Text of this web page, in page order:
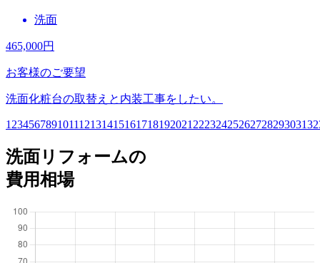
洗面
465,000円
お客様のご要望
洗面化粧台の取替えと内装工事をしたい。
1 23456789101112131415161718192021 2223242526272829303132
洗面リフォームの
費用相場